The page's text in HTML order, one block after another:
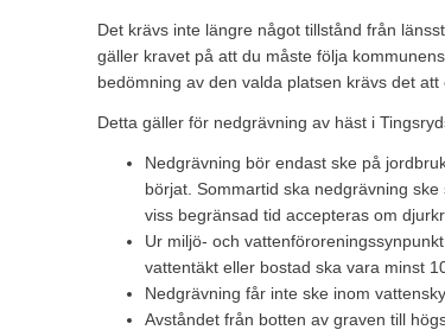
Det krävs inte längre något tillstånd från
gäller kravet på att du måste följa
bedömning av den valda platsen krävs det
Detta gäller för nedgrävning av häst i
Nedgrävning bör endast ske på
börjat. Sommartid ska nedgrävning
viss begränsad tid accepteras om
Ur miljö- och
vattentäkt eller bostad ska vara minst
Nedgrävning får inte ske inom
Avståndet från botten av graven till